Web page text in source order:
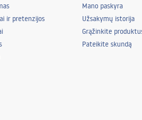
ir pretenzijos
Mano paskyra
Užsakymų istorija
Grąžinkite
Pateikite skundą